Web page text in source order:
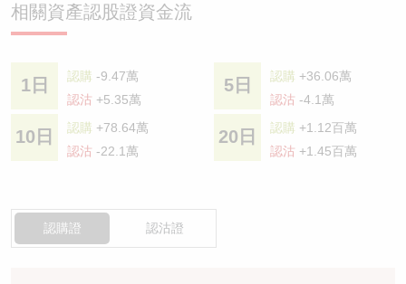
相關資產認股證資金流
1日 認購 -9.47萬
認沽 +5.35萬
5日 認購 +36.06萬
認沽 -4.1萬
10日 認購 +78.64萬
認沽 -22.1萬
20日 認購 +1.12百萬
認沽 +1.45百萬
認購證 認沽證